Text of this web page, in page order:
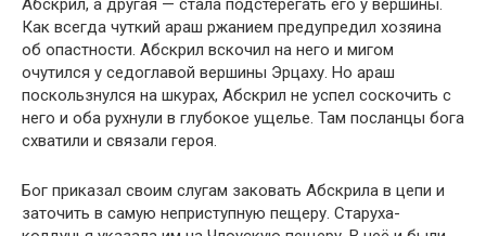
Абскрил, а другая — стала подстерегать его у вершины.
Как всегда чуткий араш ржанием предупредил хозяина
об опастности. Абскрил вскочил на него и мигом
очутился у седоглавой вершины Эрцаху. Но араш
поскользнулся на шкурах, Абскрил не успел соскочить с
него и оба рухнули в глубокое ущелье. Там посланцы бога
схватили и связали героя.
Бог приказал своим слугам заковать Абскрила в цепи и
заточить в самую неприступную пещеру. Старуха-